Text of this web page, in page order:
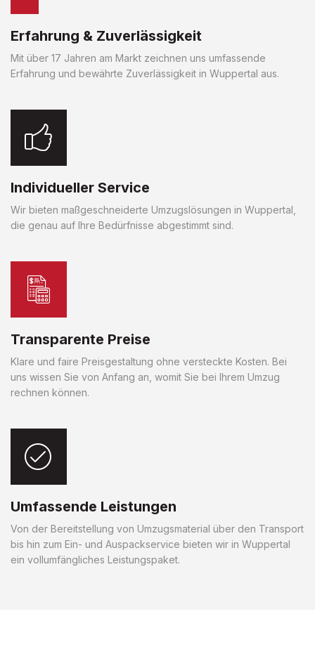
Erfahrung & Zuverlässigkeit
Mit über 17 Jahren am Markt zeichnen uns umfassende
Erfahrung und bewährte Zuverlässigkeit in Wuppertal aus.
Individueller Service
Wir bieten maßgeschneiderte Umzugslösungen in Wuppertal,
die genau auf Ihre Bedürfnisse abgestimmt sind.
Transparente Preise
Klare und faire Preisgestaltung ohne versteckte Kosten. Bei
uns wissen Sie von Anfang an, womit Sie bei Ihrem Umzug
rechnen können.
Umfassende Leistungen
Von der Bereitstellung von Umzugsmaterial über den Transport
bis hin zum Ein- und Auspackservice bieten wir in Wuppertal
ein vollumfängliches Leistungspaket.